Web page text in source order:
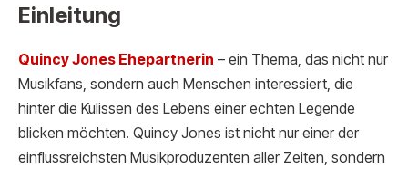
Einleitung
Quincy Jones Ehepartnerin – ein Thema, das nicht nur
Musikfans, sondern auch Menschen interessiert, die
hinter die Kulissen des Lebens einer echten Legende
blicken möchten. Quincy Jones ist nicht nur einer der
einflussreichsten Musikproduzenten aller Zeiten, sondern